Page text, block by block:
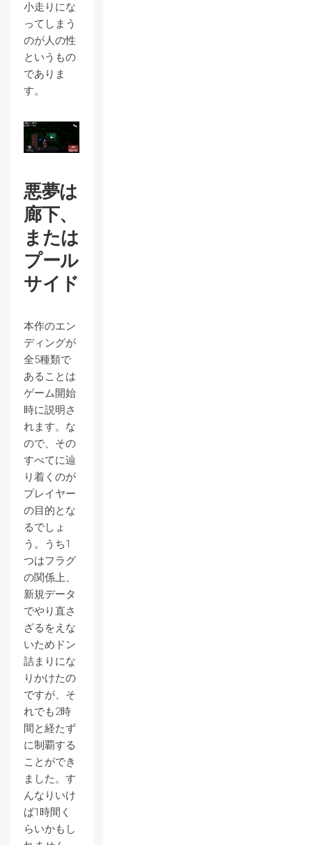
小走りにな
ってしまう
のが人の性
というもの
でありま
す。
悪夢は
廊下、
または
プール
サイド
本作のエン
ディングが
全5種類で
あることは
ゲーム開始
時に説明さ
れます。な
ので、その
すべてに辿
り着くのが
プレイヤー
の目的とな
るでしょ
う。うち1
つはフラグ
の関係上、
新規データ
でやり直さ
ざるをえな
いためドン
詰まりにな
りかけたの
ですが、そ
れでも2時
間と経たず
に制覇する
ことができ
ました。す
んなりいけ
ば1時間く
らいかもし